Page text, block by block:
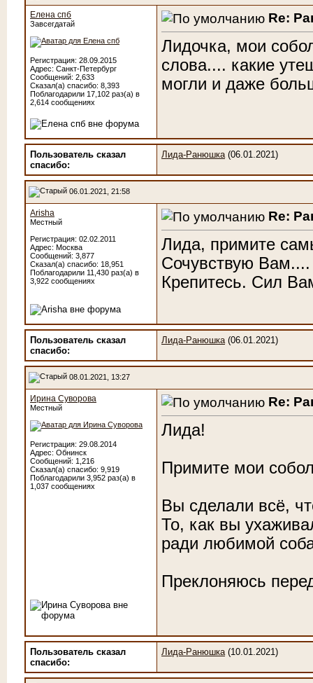
Елена спб
Завсегдатай
Регистрация: 28.09.2015
Адрес: Санкт-Петербург
Сообщений: 2,633
Сказал(а) спасибо: 8,393
Поблагодарили 17,102 раз(а) в
2,614 сообщениях
Re:
Лидочка, мои
слова.... какие
могли и даже
Пользователь сказал
cпасибо:
Лида-Ранюшка(06.01.2021)
06.01.2021, 21:58
Arisha
Местный
Регистрация: 02.02.2011
Адрес: Москва
Сообщений: 3,877
Сказал(а) спасибо: 18,951
Поблагодарили 11,430 раз(а) в
3,922 сообщениях
Re:
Лида, примите
Сочувствую
Крепитесь. Сил
Пользователь сказал
cпасибо:
Лида-Ранюшка(06.01.2021)
08.01.2021, 13:27
Ирина Суворова
Местный
Регистрация: 29.08.2014
Адрес: Обнинск
Сообщений: 1,216
Сказал(а) спасибо: 9,919
Поблагодарили 3,952 раз(а) в
1,037 сообщениях
Re:
Лида!
Примите мои
Вы сделали всё,
То, как вы
ради любимой
Преклоняюсь
Пользователь сказал
cпасибо:
Лида-Ранюшка(10.01.2021)